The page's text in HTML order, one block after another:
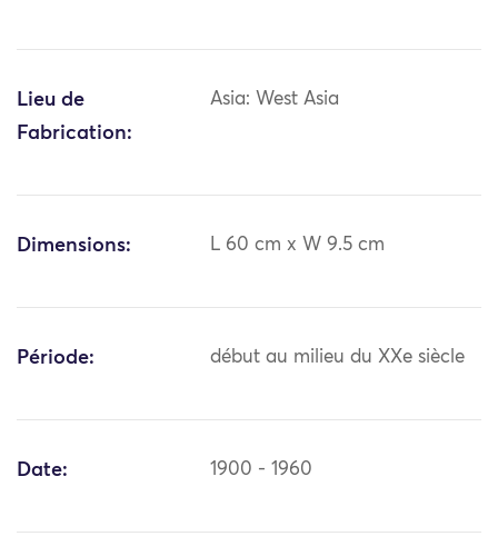
Lieu de
Fabrication:
Asia: West Asia
Dimensions: L 60 cm x W 9.5 cm
Période: début au milieu du XXe siècle
Date: 1900 - 1960